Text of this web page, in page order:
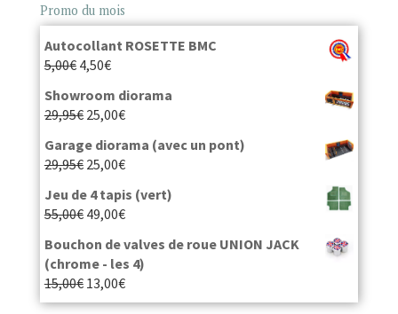
Promo du mois
Autocollant ROSETTE BMC
5,00€ 4,50€
Showroom diorama
29,95€ 25,00€
Garage diorama (avec un pont)
29,95€ 25,00€
Jeu de 4 tapis (vert)
55,00€ 49,00€
Bouchon de valves de roue UNION JACK
(chrome - les 4)
15,00€ 13,00€